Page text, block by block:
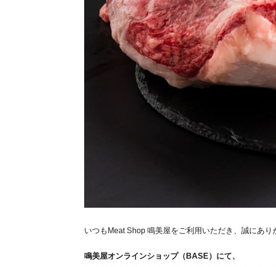
いつもMeat Shop 鳴美屋をご利用いただき、誠にあり
鳴美屋オンラインショップ（BASE）にて、